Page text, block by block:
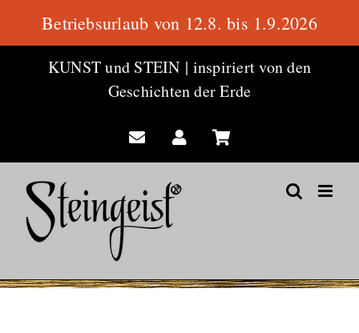
KUNST und STEIN | inspiriert von den
Geschichten der Erde
Betriebsurlaub von 12.8. bis 1.9.2026